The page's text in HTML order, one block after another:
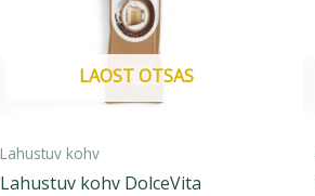
LAOST OTSAS
Lahustuv kohv
Lahustuv kohv DolceVita